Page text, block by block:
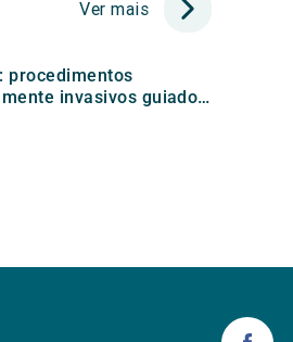
Ver mais
procedimentos
invasivos guiados
| Dr. Tiago Pereira